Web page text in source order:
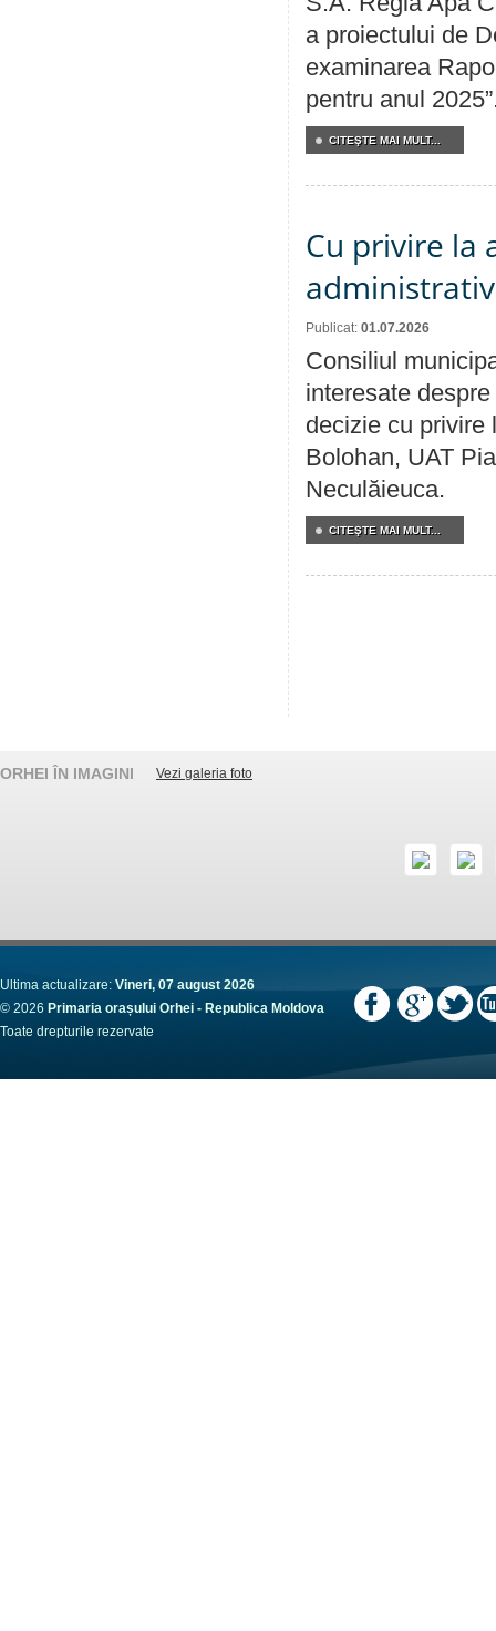
a proiectului de
examinarea
pentru anul
CITEŞTE MAI MULT...
Cu privire la
Publicat: 01.07.2026
Consiliul
interesate
decizie cu privire
Bolohan, UAT
Neculăieuca.
CITEŞTE MAI MULT...
ORHEI ÎN IMAGINI Vezi galeria foto
Ultima actualizare: Vineri, 07 august 2026
© 2026 Primaria orașului Orhei - Republica Moldova
Toate drepturile rezervate